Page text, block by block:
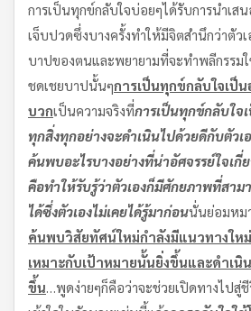
การเป็นทุกข์กลับใจบ่อยๆได้รับการนำเส
เจ็บปวดซึ่งบางครั้งทำให้มีจิตสำนึกว่าตัว
บาปของตนและพยายามที่จะทำพลีกรรม
ชดเชยบาปนั้นๆการเป็นทุกข์กลับใจเป็
บวกเป็นความจริงที่การเป็นทุกข์กลับใจ
ทุกสิ่งทุกอย่างจะดำเนินไปด้วยดีกับตัวเ
ค้นพบอะไรบางอย่างที่น่าอัศจรรย์ใจเกี่
คือทำให้รับรู้ว่าตัวเองก็มีศักยภาพที่สาม
ได้ซึ่งตัวเองไม่เคยได้รู้มาก่อนนั่นย่อมหม
ค้นพบวิสัยทัศน์ใหม่กำลังมีแนวทางใหม่
เหมาะกับเป้าหมายนั้นยิ่งขึ้นและดำเ
ขึ้น…พูดง่ายๆก็คือว่าจะช่วยเปิดทางไปสู่